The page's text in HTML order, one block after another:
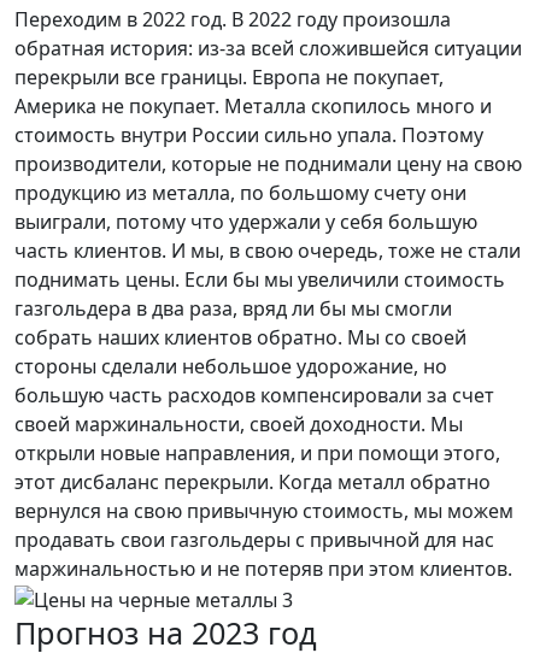
Переходим в 2022 год. В 2022 году произошла
обратная история: из-за всей сложившейся ситуации
перекрыли все границы. Европа не покупает,
Америка не покупает. Металла скопилось много и
стоимость внутри России сильно упала. Поэтому
производители, которые не поднимали цену на свою
продукцию из металла, по большому счету они
выиграли, потому что удержали у себя большую
часть клиентов. И мы, в свою очередь, тоже не стали
поднимать цены. Если бы мы увеличили стоимость
газгольдера в два раза, вряд ли бы мы смогли
собрать наших клиентов обратно. Мы со своей
стороны сделали небольшое удорожание, но
большую часть расходов компенсировали за счет
своей маржинальности, своей доходности. Мы
открыли новые направления, и при помощи этого,
этот дисбаланс перекрыли. Когда металл обратно
вернулся на свою привычную стоимость, мы можем
продавать свои газгольдеры с привычной для нас
маржинальностью и не потеряв при этом клиентов.
Прогноз на 2023 год